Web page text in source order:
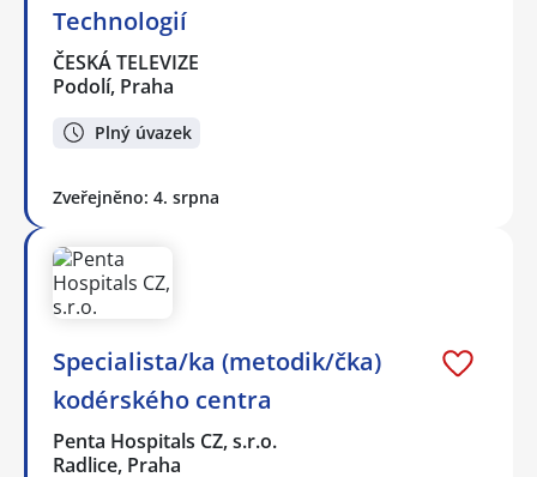
Technologií
ČESKÁ TELEVIZE
Podolí, Praha
Plný úvazek
Zveřejněno: 4. srpna
Specialista/ka (metodik/čka)
kodérského centra
Penta Hospitals CZ, s.r.o.
Radlice, Praha